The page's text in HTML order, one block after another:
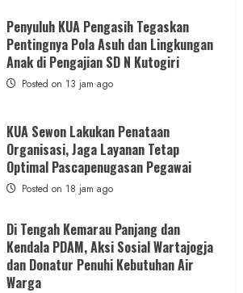
Penyuluh KUA Pengasih Tegaskan
Pentingnya Pola Asuh dan Lingkungan
Anak di Pengajian SD N Kutogiri
Posted on 13 jam ago
KUA Sewon Lakukan Penataan
Organisasi, Jaga Layanan Tetap
Optimal Pascapenugasan Pegawai
Posted on 18 jam ago
Di Tengah Kemarau Panjang dan
Kendala PDAM, Aksi Sosial Wartajogja
dan Donatur Penuhi Kebutuhan Air
Warga